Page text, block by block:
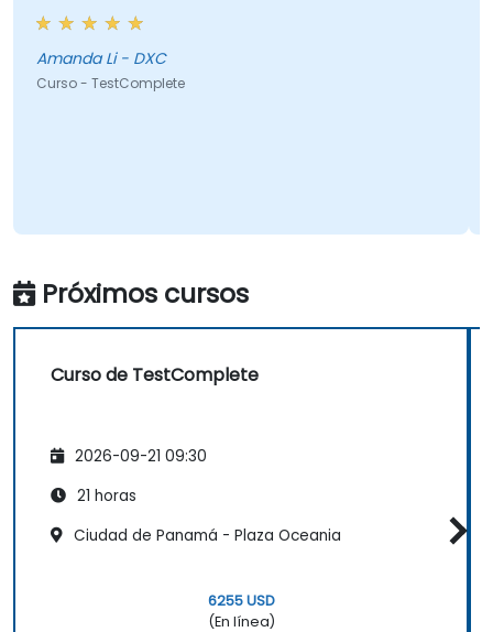
Amanda Li - DXC
Curso - TestComplete
Próximos cursos
Curso de TestComplete
2026-09-21 09:30
21 horas
Ciudad de Panamá - Plaza Oceania
6255 USD
(En línea)